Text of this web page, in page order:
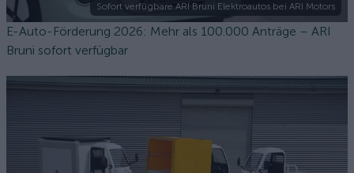
Sofort verfügbare ARI Bruni Elektroautos bei ARI Motors
E-Auto-Förderung 2026: Mehr als 100.000 Anträge – ARI
Bruni sofort verfügbar